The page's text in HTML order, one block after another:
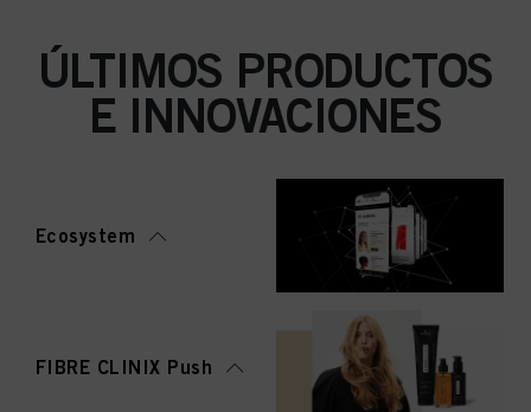
ÚLTIMOS PRODUCTOS
E INNOVACIONES
Ecosystem
FIBRE CLINIX Push